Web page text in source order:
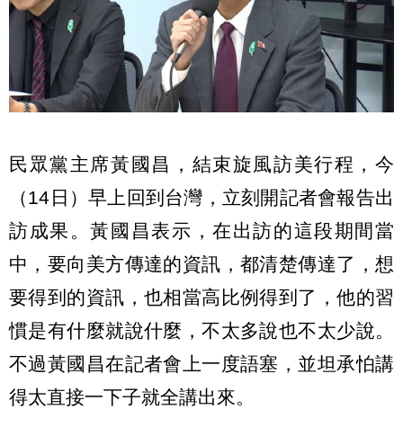
民眾黨主席黃國昌，結束旋風訪美行程，今
（14日）早上回到台灣，立刻開記者會報告出
訪成果。黃國昌表示，在出訪的這段期間當
中，要向美方傳達的資訊，都清楚傳達了，想
要得到的資訊，也相當高比例得到了，他的習
慣是有什麼就說什麼，不太多說也不太少說。
不過黃國昌在記者會上一度語塞，並坦承怕講
得太直接一下子就全講出來。